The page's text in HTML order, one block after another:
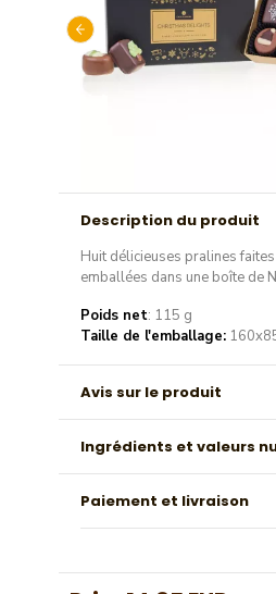
Description du produit
Huit délicieuses pralines
emballées dans une boîte de
Poids net: 115 g
Taille de l'emballage:
Avis sur le produit
Ingrédients et valeurs
Paiement et livraison